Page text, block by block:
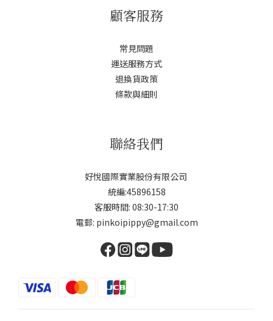
顧客服務
常見問題
運送服務方式
退換貨政策
條款與細則
聯絡我們
好悅國際實業股份有限公司
統編:45896158
客服時間: 08:30-17:30
電郵: pinkoipippy@gmail.com